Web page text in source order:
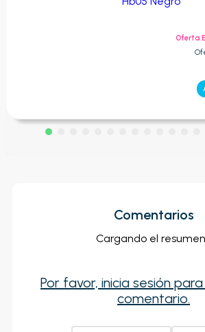
Oferta
Comentarios
Cargando el
Por favor, inicia sesión
comentario.